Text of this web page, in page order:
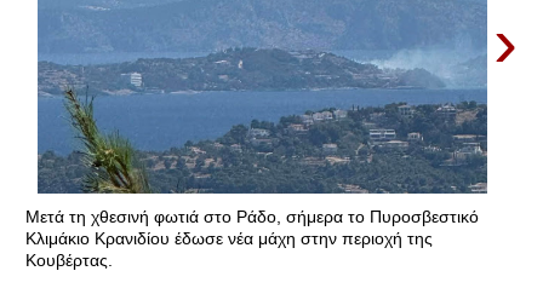
›
Μετά τη χθεσινή φωτιά στο Ράδο, σήμερα το Πυροσβεστικό
Κλιμάκιο Κρανιδίου έδωσε νέα μάχη στην περιοχή της
Κουβέρτας.